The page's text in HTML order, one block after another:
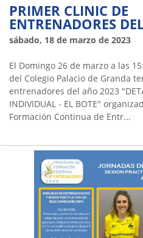
PRIMER CLINIC DE
ENTRENADORES
sábado, 18 de marzo de 2023
El Domingo 26 de marzo a las
del Colegio Palacio de Granda
entrenadores del año 2023
INDIVIDUAL - EL BOTE"
Formación Continua de Entr...